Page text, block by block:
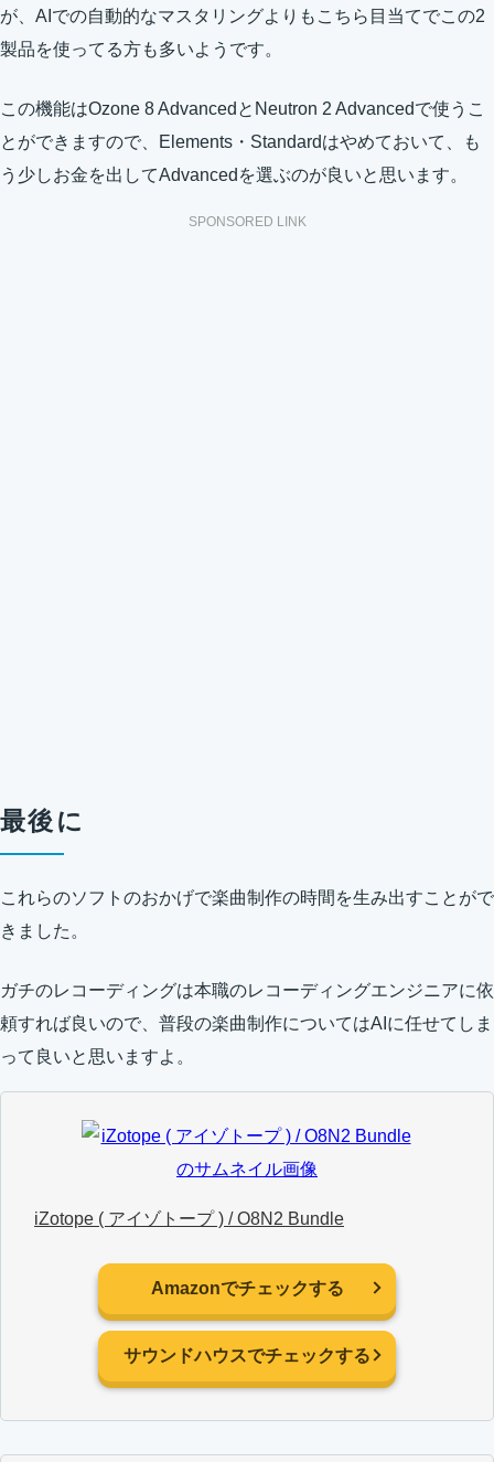
が、AIでの自動的なマスタリングよりもこちら目当てでこの2
製品を使ってる方も多いようです。
この機能はOzone 8 AdvancedとNeutron 2 Advancedで使うこ
とができますので、Elements・Standardはやめておいて、も
う少しお金を出してAdvancedを選ぶのが良いと思います。
SPONSORED LINK
最後に
これらのソフトのおかげで楽曲制作の時間を生み出すことがで
きました。
ガチのレコーディングは本職のレコーディングエンジニアに依
頼すれば良いので、普段の楽曲制作についてはAIに任せてしま
って良いと思いますよ。
iZotope ( アイゾトープ ) / O8N2 Bundle
Amazonでチェックする
サウンドハウスでチェックする